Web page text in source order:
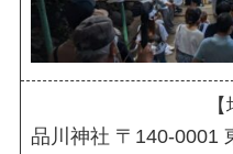
品川神社 〒140-0001